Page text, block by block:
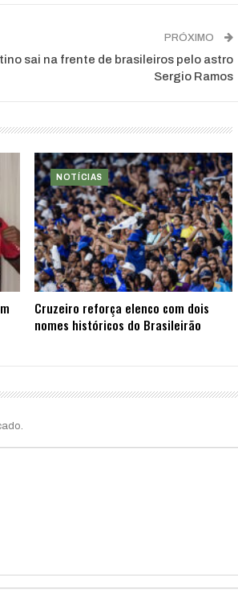
PRÓXIMO
sai na frente de brasileiros pelo astro
Sergio Ramos
NOTÍCIAS
Cruzeiro reforça elenco com dois
nomes históricos do Brasileirão